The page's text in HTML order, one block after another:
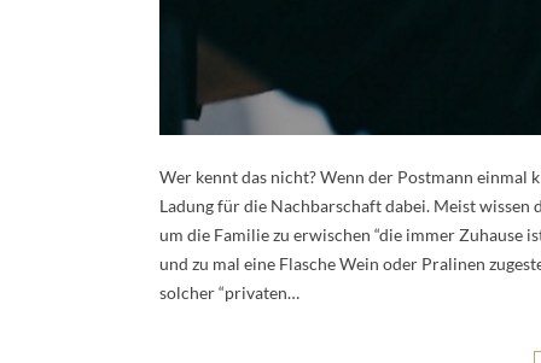
Wer kennt das nicht? Wenn der Postmann einmal
Ladung für die Nachbarschaft dabei. Meist wissen
um die Familie zu erwischen “die immer Zuhause
und zu mal eine Flasche Wein oder Pralinen
solcher “privaten…